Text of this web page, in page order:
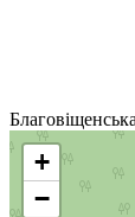
+
−